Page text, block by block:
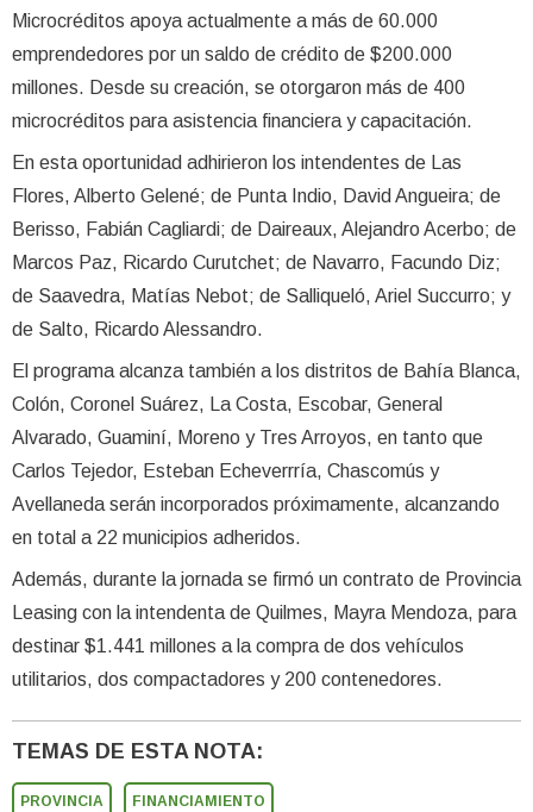
Microcréditos apoya actualmente a más de 60.000
emprendedores por un saldo de crédito de $200.000
millones. Desde su creación, se otorgaron más de 400
microcréditos para asistencia financiera y capacitación.
En esta oportunidad adhirieron los intendentes de Las
Flores, Alberto Gelené; de Punta Indio, David Angueira; de
Berisso, Fabián Cagliardi; de Daireaux, Alejandro Acerbo; de
Marcos Paz, Ricardo Curutchet; de Navarro, Facundo Diz;
de Saavedra, Matías Nebot; de Salliqueló, Ariel Succurro; y
de Salto, Ricardo Alessandro.
El programa alcanza también a los distritos de Bahía Blanca,
Colón, Coronel Suárez, La Costa, Escobar, General
Alvarado, Guaminí, Moreno y Tres Arroyos, en tanto que
Carlos Tejedor, Esteban Echeverrría, Chascomús y
Avellaneda serán incorporados próximamente, alcanzando
en total a 22 municipios adheridos.
Además, durante la jornada se firmó un contrato de Provincia
Leasing con la intendenta de Quilmes, Mayra Mendoza, para
destinar $1.441 millones a la compra de dos vehículos
utilitarios, dos compactadores y 200 contenedores.
TEMAS DE ESTA NOTA:
PROVINCIA FINANCIAMIENTO